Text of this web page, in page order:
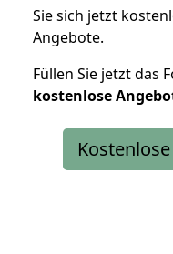
Sie sich jetzt
Angebote.
Füllen Sie jetzt das
kostenlose